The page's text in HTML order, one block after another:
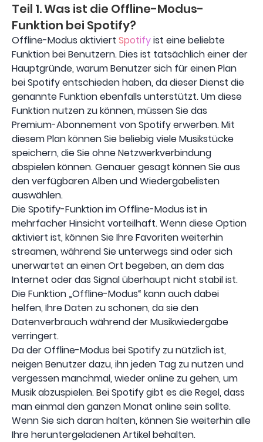
Teil 1. Was ist die Offline-Modus-
Funktion bei Spotify?
Offline-Modus aktiviert Spotifyist eine beliebte
Funktion bei Benutzern. Dies ist tatsächlich einer der
Hauptgründe, warum Benutzer sich für einen Plan
bei Spotify entschieden haben, da dieser Dienst die
genannte Funktion ebenfalls unterstützt. Um diese
Funktion nutzen zu können, müssen Sie das
Premium-Abonnement von Spotify erwerben. Mit
diesem Plan können Sie beliebig viele Musikstücke
speichern, die Sie ohne Netzwerkverbindung
abspielen können. Genauer gesagt können Sie aus
den verfügbaren Alben und Wiedergabelisten
auswählen.
Die Spotify-Funktion im Offline-Modus ist in
mehrfacher Hinsicht vorteilhaft. Wenn diese Option
aktiviert ist, können Sie Ihre Favoriten weiterhin
streamen, während Sie unterwegs sind oder sich
unerwartet an einen Ort begeben, an dem das
Internet oder das Signal überhaupt nicht stabil ist.
Die Funktion „Offline-Modus“ kann auch dabei
helfen, Ihre Daten zu schonen, da sie den
Datenverbrauch während der Musikwiedergabe
verringert.
Da der Offline-Modus bei Spotify zu nützlich ist,
neigen Benutzer dazu, ihn jeden Tag zu nutzen und
vergessen manchmal, wieder online zu gehen, um
Musik abzuspielen. Bei Spotify gibt es die Regel, dass
man einmal den ganzen Monat online sein sollte.
Wenn Sie sich daran halten, können Sie weiterhin alle
Ihre heruntergeladenen Artikel behalten.